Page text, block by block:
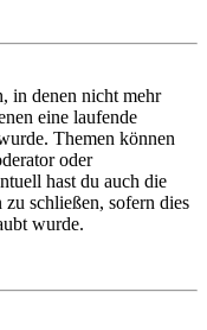
in denen nicht mehr
eine laufende
Themen können
oder
hast du auch die
schließen, sofern dies
wurde.